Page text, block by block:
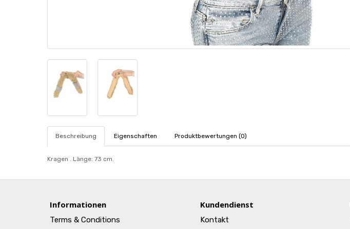
Beschreibung Eigenschaften Produktbewertungen (0)
Kragen . Länge: 73 cm.
Informationen
Terms & Conditions
Kundendienst
Kontakt